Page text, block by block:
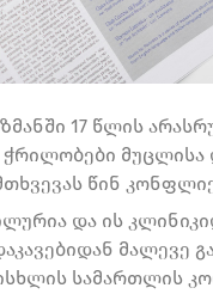
17 წლის
მუცლისა
წინ
და ის
მალევე
სამართლის